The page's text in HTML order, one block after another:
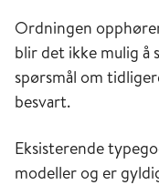
Ordningen
blir det ikke mulig å
spørsmål om
besvart.
Eksisterende
modeller og er